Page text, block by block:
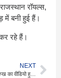
रॉयल्स,
में बनी हुई हैं।
रहे हैं।
NEXT
KKR की जीत के बाद शाहरुख का वीडियो हुआ वायरल